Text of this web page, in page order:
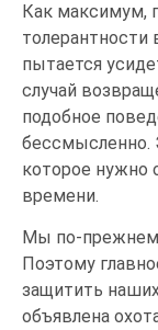
Как максимум,
пытается
случай
подобное
бессмысленно.
которое нужно
времени.
Мы по-
Поэтому
защитить
объявлена